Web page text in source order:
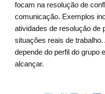
focam na resolução de
comunicação. Exemplos
atividades de resolução de
situações reais de
depende do perfil do grupo
alcançar.